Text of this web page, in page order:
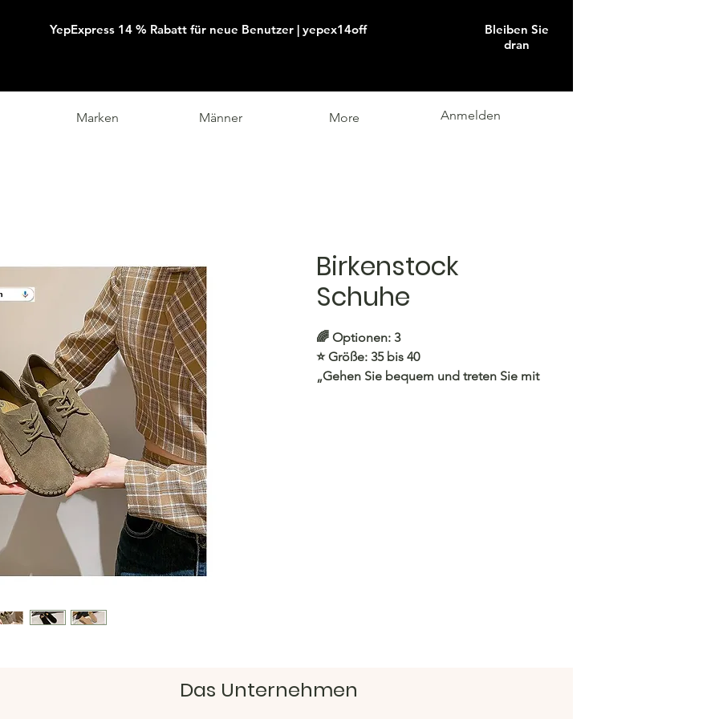
YepExpress 14 % Rabatt für neue Benutzer | yepex14off
Bleiben Sie
dran
Marken Männer More Anmelden
Birkenstock
Schuhe
🌈 Optionen: 3
⭐️Größe: 35 bis 40
„Gehen Sie bequem und treten Sie mit
Das Unternehmen